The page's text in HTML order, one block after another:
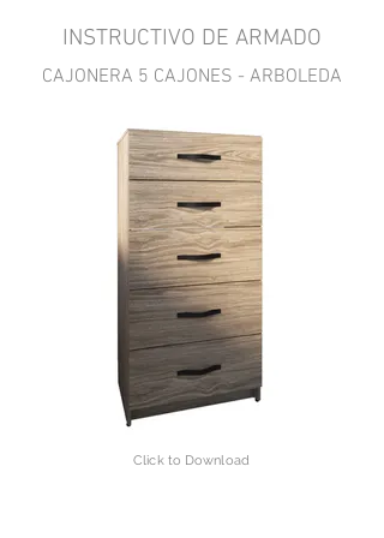
INSTRUCTIVO DE ARMADO
CAJONERA 5 CAJONES - ARBOLEDA
Click to Download